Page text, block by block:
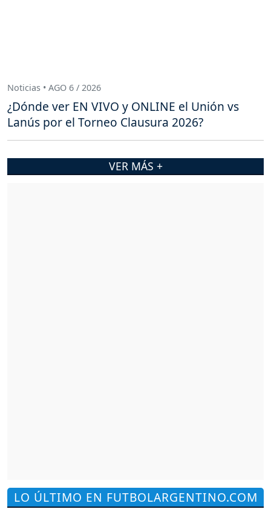
LO ÚLTIMO EN FUTBOLARGENTINO.COM
Noticias • AGO 6 / 2026
¿Dónde ver EN VIVO y ONLINE el Unión vs
Lanús por el Torneo Clausura 2026?
VER MÁS +